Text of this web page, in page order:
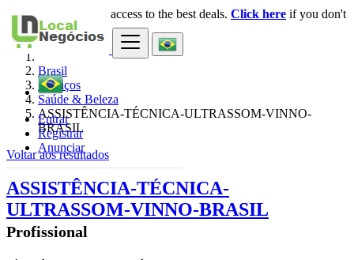
Entrar
Registrar
Anunciar
× Login for faster access to the best deals. Click here if you don't
have an account.
Brasil
Serviços
Saúde & Beleza
ASSISTÊNCIA-TÉCNICA-ULTRASSOM-VINNO-
BRASIL
Voltar aos resultados
ASSISTÊNCIA-TÉCNICA-
ULTRASSOM-VINNO-BRASIL
Profissional